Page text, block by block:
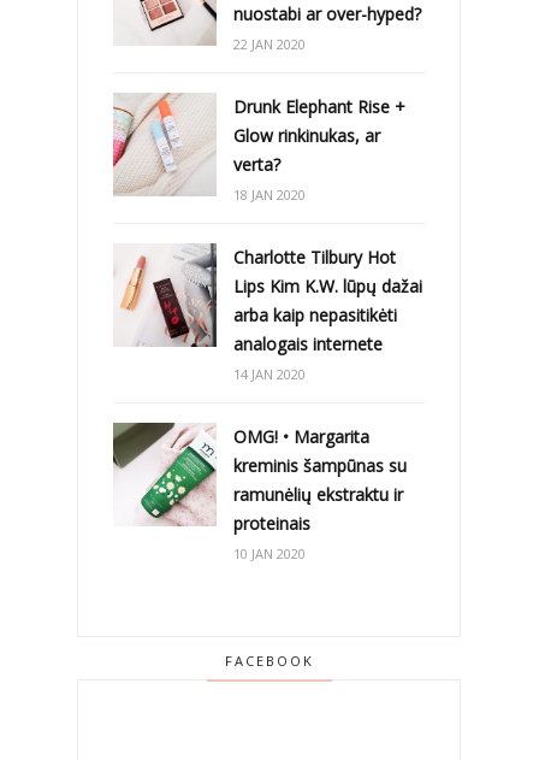
nuostabi ar over-hyped?
22 JAN 2020
Drunk Elephant Rise +
Glow rinkinukas, ar
verta?
18 JAN 2020
Charlotte Tilbury Hot
Lips Kim K.W. lūpų dažai
arba kaip nepasitikėti
analogais internete
14 JAN 2020
OMG! • Margarita
kreminis šampūnas su
ramunėlių ekstraktu ir
proteinais
10 JAN 2020
FACEBOOK